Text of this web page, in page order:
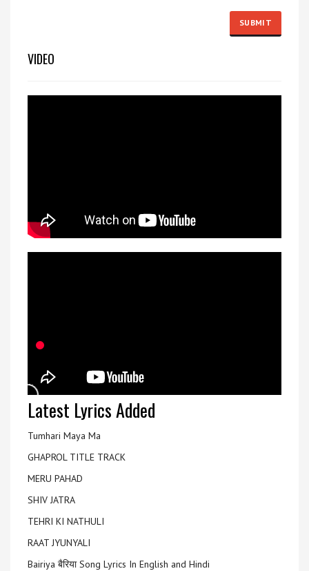
VIDEO
Latest Lyrics Added
Tumhari Maya Ma
GHAPROL TITLE TRACK
MERU PAHAD
SHIV JATRA
TEHRI KI NATHULI
RAAT JYUNYALI
Bairiya बैरिया Song Lyrics In English and Hindi